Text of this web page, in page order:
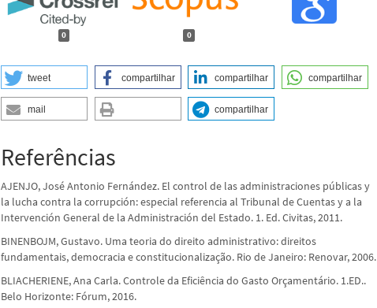
0 0
tweet compartilhar compartilhar compartilhar
mail compartilhar
Referências
AJENJO, José Antonio Fernández. El control de las administraciones públicas y
la lucha contra la corrupción: especial referencia al Tribunal de Cuentas y a la
Intervención General de la Administración del Estado. 1. Ed. Civitas, 2011.
BINENBOJM, Gustavo. Uma teoria do direito administrativo: direitos
fundamentais, democracia e constitucionalização. Rio de Janeiro: Renovar, 2006.
BLIACHERIENE, Ana Carla. Controle da Eficiência do Gasto Orçamentário. 1.ED..
Belo Horizonte: Fórum, 2016.